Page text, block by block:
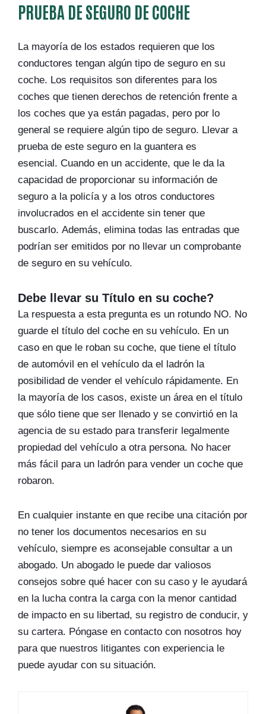
PRUEBA DE SEGURO DE COCHE
La mayoría de los estados requieren que los
conductores tengan algún tipo de seguro en su
coche. Los requisitos son diferentes para los
coches que tienen derechos de retención frente a
los coches que ya están pagadas, pero por lo
general se requiere algún tipo de seguro. Llevar a
prueba de este seguro en la guantera es
esencial. Cuando en un accidente, que le da la
capacidad de proporcionar su información de
seguro a la policía y a los otros conductores
involucrados en el accidente sin tener que
buscarlo. Además, elimina todas las entradas que
podrían ser emitidos por no llevar un comprobante
de seguro en su vehículo.
Debe llevar su Título en su coche?
La respuesta a esta pregunta es un rotundo NO. No
guarde el título del coche en su vehículo. En un
caso en que le roban su coche, que tiene el título
de automóvil en el vehículo da el ladrón la
posibilidad de vender el vehículo rápidamente. En
la mayoría de los casos, existe un área en el título
que sólo tiene que ser llenado y se convirtió en la
agencia de su estado para transferir legalmente
propiedad del vehículo a otra persona. No hacer
más fácil para un ladrón para vender un coche que
robaron.
En cualquier instante en que recibe una citación por
no tener los documentos necesarios en su
vehículo, siempre es aconsejable consultar a un
abogado. Un abogado le puede dar valiosos
consejos sobre qué hacer con su caso y le ayudará
en la lucha contra la carga con la menor cantidad
de impacto en su libertad, su registro de conducir, y
su cartera. Póngase en contacto con nosotros hoy
para que nuestros litigantes con experiencia le
puede ayudar con su situación.